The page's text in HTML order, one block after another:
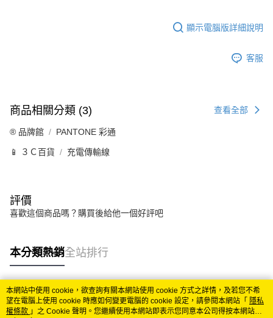
顯示電腦版詳細說明
客服
商品相關分類 (3) 查看全部
®️ 品牌館 PANTONE 彩通
📱 ３Ｃ百貨 充電傳輸線
評價
喜歡這個商品嗎？購買後給他一個好評吧
本分類熱銷全站排行
熱門標籤
本網站中使用 cookie，欲查詢有關本網站使用 cookie 方式之詳情，及若您不希
望在電腦上使用 cookie 時應如何變更電腦的 cookie 設定，請參閱本網站「 隱私
權條款 」之 Cookie 聲明。您繼續使用本網站即表示您同意本公司得按本網站使